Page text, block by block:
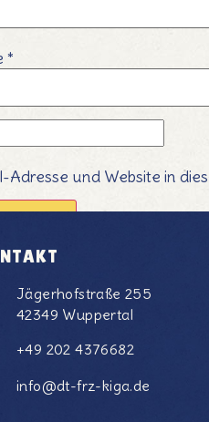
*
Adresse und Website in
Jägerhofstraße 255
42349 Wuppertal
+49 202 4376682
info@dt-frz-kiga.de